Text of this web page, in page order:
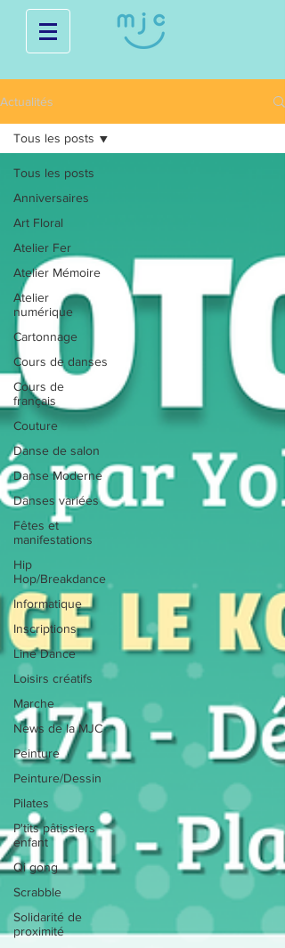
Actualités
Tous les posts
Anniversaires
Art Floral
Atelier Fer
Atelier Mémoire
Atelier
numérique
Cartonnage
Cours de danses
Cours de
français
Couture
Danse de salon
Danse Moderne
Danses variées
Fêtes et
manifestations
Hip
Hop/Breakdance
Informatique
Inscriptions
Line Dance
Loisirs créatifs
Marche
News de la MJC
Peinture
Peinture/Dessin
Pilates
P'tits pâtissiers
enfant
Qi gong
Scrabble
Solidarité de
proximité
Tous les posts